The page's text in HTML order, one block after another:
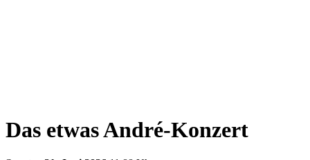
Das etwas André-Konzert